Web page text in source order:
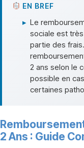
EN BREF
▸ Le
sociale est
partie des
2 ans selon le
possible en
certaines
2 Ans : Guide